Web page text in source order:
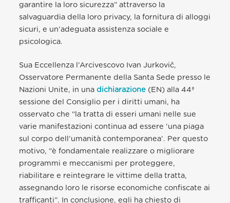
garantire la loro sicurezza” attraverso la
salvaguardia della loro privacy, la fornitura di alloggi
sicuri, e un’adeguata assistenza sociale e
psicologica.
Sua Eccellenza l’Arcivescovo Ivan Jurkovič,
Osservatore Permanente della Santa Sede presso le
Nazioni Unite, in unadichiarazione (EN) alla 44ª
sessione del Consiglio per i diritti umani, ha
osservato che “la tratta di esseri umani nelle sue
varie manifestazioni continua ad essere ‘una piaga
sul corpo dell’umanità contemporanea’. Per questo
motivo, “è fondamentale realizzare o migliorare
programmi e meccanismi per proteggere,
riabilitare e reintegrare le vittime della tratta,
assegnando loro le risorse economiche confiscate ai
trafficanti”. In conclusione, egli ha chiesto di